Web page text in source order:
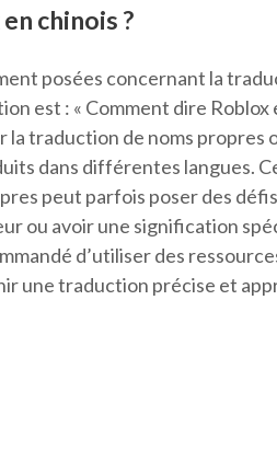
chinois ?
posées concernant la
est : « Comment dire Roblox
traduction de noms propres
dans différentes langues.
peut parfois poser des
ou avoir une signification
d’utiliser des
une traduction précise et